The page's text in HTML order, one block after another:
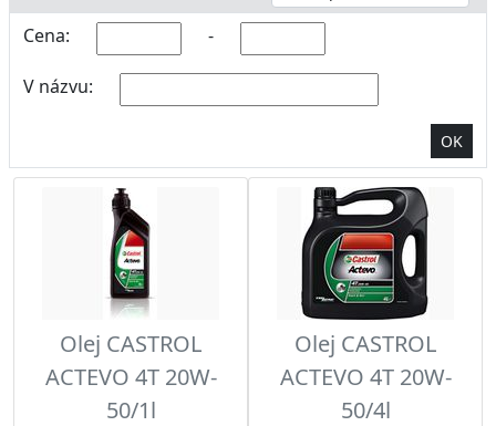
Cena:
-
V názvu:
OK
Olej CASTROL
ACTEVO 4T 20W-
50/1l
Olej CASTROL
ACTEVO 4T 20W-
50/4l